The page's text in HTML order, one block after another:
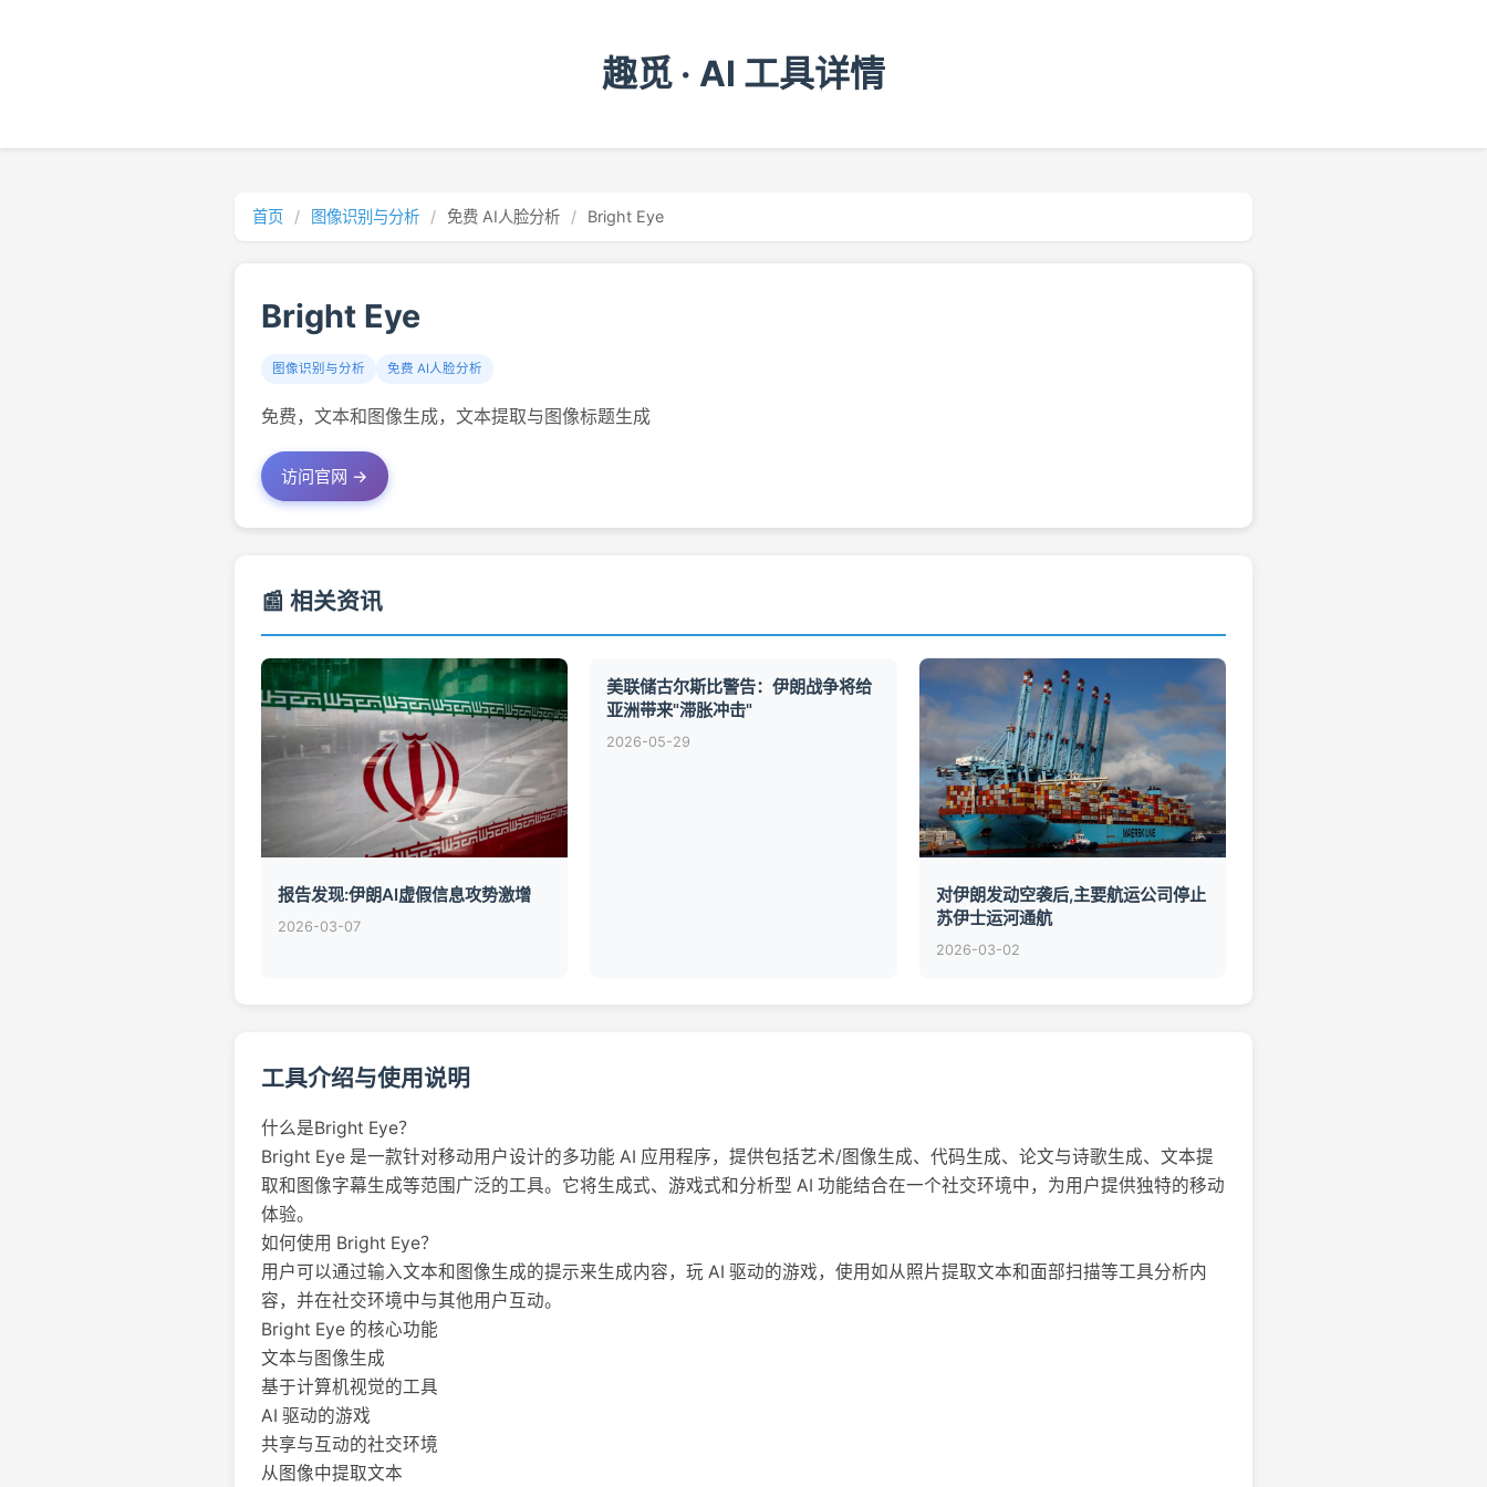
趣觅 · AI 工具详情
首页 / 图像识别与分析 / 免费 AI人脸分析 / Bright Eye
Bright Eye
图像识别与分析 免费 AI人脸分析
免费，文本和图像生成，文本提取与图像标题生成
访问官网 →
📰 相关资讯
报告发现:伊朗AI虚假信息攻势激增
2026-03-07
美联储古尔斯比警告：伊朗战争将给
亚洲带来"滞胀冲击"
2026-05-29
对伊朗发动空袭后,主要航运公司停止
苏伊士运河通航
2026-03-02
工具介绍与使用说明
什么是Bright Eye？
Bright Eye 是一款针对移动用户设计的多功能 AI 应用程序，提供包括艺术/图像生成、代码生成、论文与诗歌生成、文本提
取和图像字幕生成等范围广泛的工具。它将生成式、游戏式和分析型 AI 功能结合在一个社交环境中，为用户提供独特的移动
体验。
如何使用 Bright Eye？
用户可以通过输入文本和图像生成的提示来生成内容，玩 AI 驱动的游戏，使用如从照片提取文本和面部扫描等工具分析内
容，并在社交环境中与其他用户互动。
Bright Eye 的核心功能
文本与图像生成
基于计算机视觉的工具
AI 驱动的游戏
共享与互动的社交环境
从图像中提取文本